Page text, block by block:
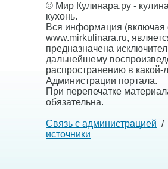
© Мир Кулинара.ру -
кухонь.
Вся информация
www.mirkulinara.ru,
предназначена
дальнейшему
распространению в
Администрации портала.
При перепечатке
обязательна.
Связь с администрацией /
источники